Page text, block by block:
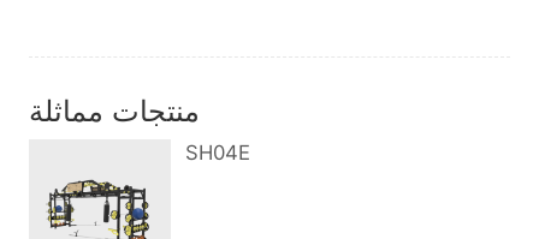
منتجات مماثلة
SH04E